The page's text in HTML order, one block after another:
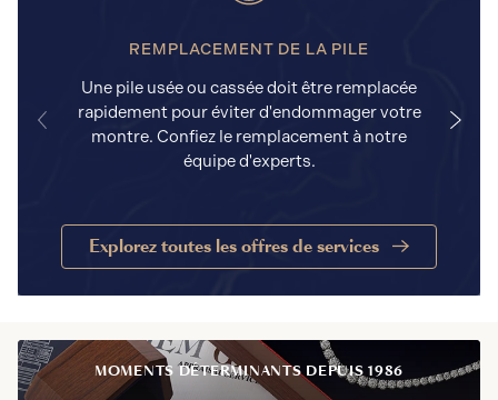
REMPLACEMENT DE LA PILE
Une pile usée ou cassée doit être remplacée
rapidement pour éviter d'endommager votre
montre. Confiez le remplacement à notre
équipe d'experts.
Explorez toutes les offres de services
MOMENTS DÉTERMINANTS DEPUIS 1986